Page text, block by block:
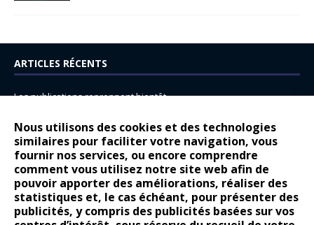
Nous utilisons des cookies et des technologies
similaires pour faciliter votre navigation, vous
fournir nos services, ou encore comprendre
comment vous utilisez notre site web afin de
pouvoir apporter des améliorations, réaliser des
statistiques et, le cas échéant, pour présenter des
publicités, y compris des publicités basées sur vos
ARTICLES RÉCENTS
Les publications reprennent bientôt…
14 juillet : nouveau film de marque pour Citroën
Renault Espace : voyage, voyage…
Peugeot E-208 GTi : naissance d’une légende
COMMENTAIRES RÉCENTS